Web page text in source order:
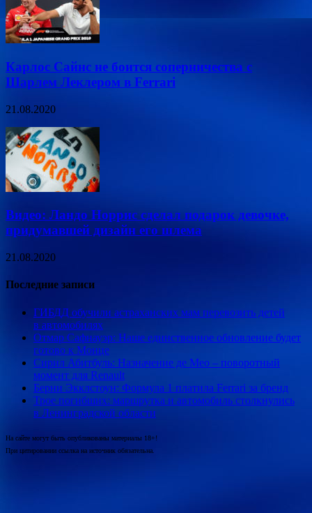
Карлос Сайнс не боится соперничества с
Шарлем Леклером в Ferrari
21.08.2020
Видео: Ландо Норрис сделал подарок девочке,
придумавшей дизайн его шлема
21.08.2020
Последние записи
ГИБДД обучили астраханских мам перевозить детей
в автомобилях
Отмар Сафнауэр: Наше единственное обновление будет
готово к Монце
Сирил Абитбуль: Назначение де Мео – поворотный
момент для Renault
Берни Экклстоун: Формула 1 платила Ferrari за бренд
Трое погибших: маршрутка и автомобиль столкнулись
в Ленинградской области
На сайте могут быть опубликованы материалы 18+!
При цитировании ссылка на источник обязательна.